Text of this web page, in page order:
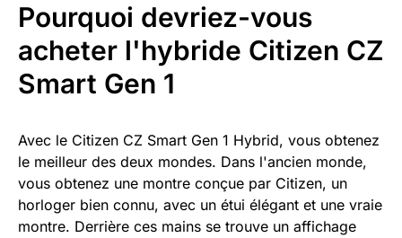
Pourquoi devriez-vous
acheter l'hybride Citizen CZ
Smart Gen 1
Avec le Citizen CZ Smart Gen 1 Hybrid, vous obtenez
le meilleur des deux mondes. Dans l'ancien monde,
vous obtenez une montre conçue par Citizen, un
horloger bien connu, avec un étui élégant et une vraie
montre. Derrière ces mains se trouve un affichage